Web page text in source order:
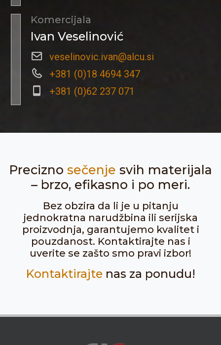
Komercijala
Ivan Veselinović
veselinovic.ivan@alcu.si
+381 (0)18 4694 347
+381 (0)62 237 071
Precizno sečenje svih materijala
– brzo, efikasno i po meri.
Bez obzira da li je u pitanju
jednokratna narudžbina ili serijska
proizvodnja, garantujemo kvalitet i
pouzdanost. Kontaktirajte nas i
uverite se zašto smo pravi izbor!
Kontaktirajtenas za ponudu!